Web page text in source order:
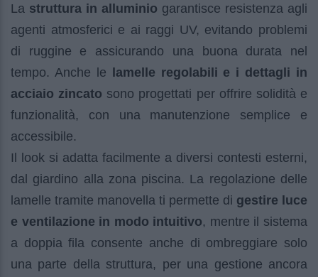
La struttura in alluminio garantisce resistenza agli
agenti atmosferici e ai raggi UV, evitando problemi
di ruggine e assicurando una buona durata nel
tempo. Anche le lamelle regolabili e i dettagli in
acciaio zincato sono progettati per offrire solidità e
funzionalità, con una manutenzione semplice e
accessibile.
Il look si adatta facilmente a diversi contesti esterni,
dal giardino alla zona piscina. La regolazione delle
lamelle tramite manovella ti permette di gestire luce
e ventilazione in modo intuitivo, mentre il sistema
a doppia fila consente anche di ombreggiare solo
una parte della struttura, per una gestione ancora